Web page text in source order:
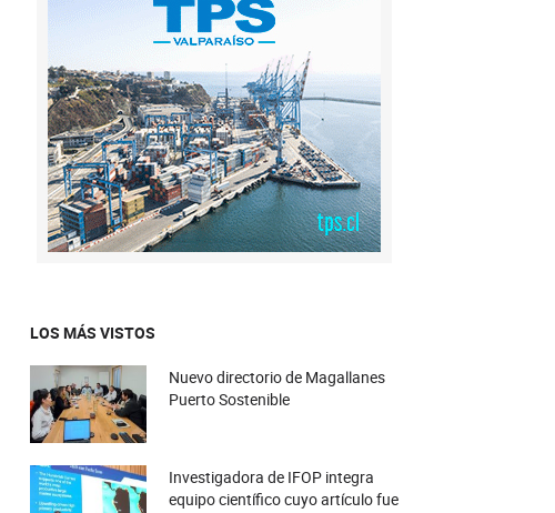
LOS MÁS VISTOS
Nuevo directorio de Magallanes
Puerto Sostenible
Investigadora de IFOP integra
equipo científico cuyo artículo fue